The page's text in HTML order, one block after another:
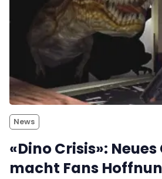
News
«Dino Crisis»:
macht Fans